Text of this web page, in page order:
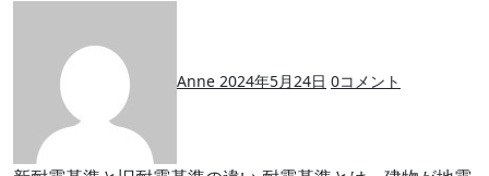
Anne 2024年5月24日 0コメント